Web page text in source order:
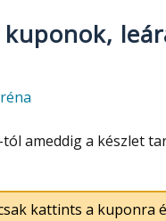
tól ameddig a készlet
kattints a kuponra